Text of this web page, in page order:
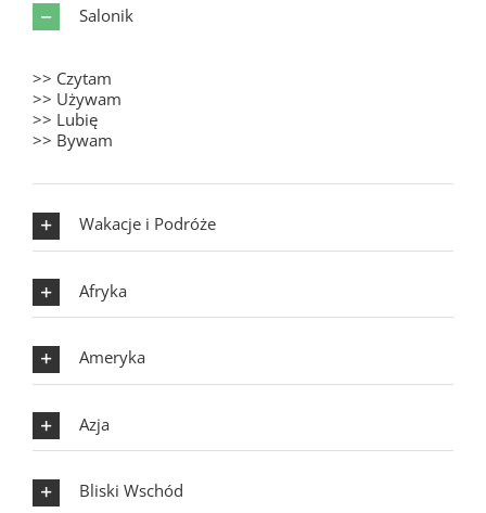
Salonik
>> Czytam
>> Używam
>> Lubię
>> Bywam
Wakacje i Podróże
Afryka
Ameryka
Azja
Bliski Wschód